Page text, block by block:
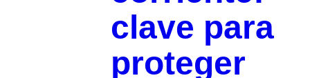
clave para
proteger